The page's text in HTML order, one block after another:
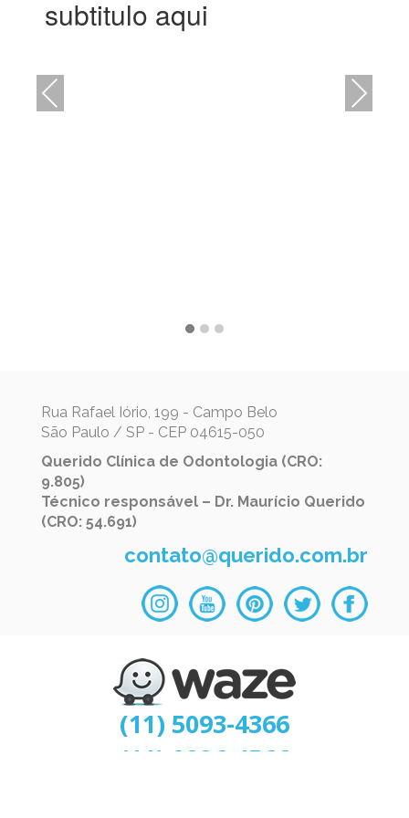
subtitulo aqui
Rua Rafael Iório, 199 - Campo Belo
São Paulo / SP - CEP 04615-050
Querido Clínica de Odontologia (CRO:
9.805)
Técnico responsável – Dr. Maurício Querido
(CRO: 54.691)
contato@querido.com.br
(11) 5093-4366
(11) 2886-4566